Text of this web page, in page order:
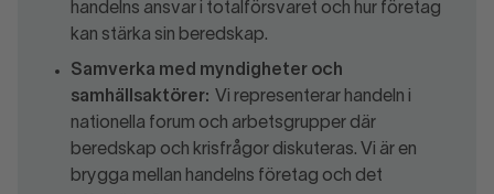
handelns ansvar i totalförsvaret och hur företag
kan stärka sin beredskap.
Samverka med myndigheter och
samhällsaktörer: Vi representerar handeln i
nationella forum och arbetsgrupper där
beredskap och krisfrågor diskuteras. Vi är en
brygga mellan handelns företag och det